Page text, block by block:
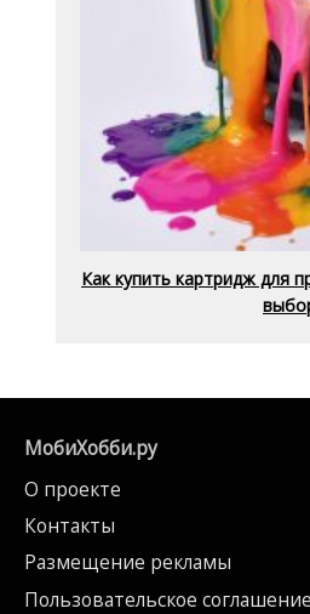
Как купить картридж для
МобиХобби.ру
О проекте
Контакты
Размещение рекламы
Пользовательское соглашение